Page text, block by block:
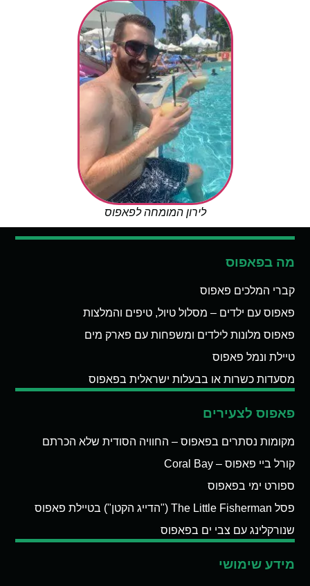
לירון המומחה לפאפוס
מה בפאפוס
קברי המלכים פאפוס
פאפוס עם ילדים – מסלול טיול, טיפים והמלצות
פאפוס מלונות לילדים ומשפחות עם פארק מים
טיילת ונמל פאפוס
מסעדות כשרות או בבעלות ישראלית בפאפוס
פאפוס לצעירים
מקומות נסתרים בפאפוס – החוויה הסודית שלא הכרתם
קורל ביי פאפוס – Coral Bay
ספורט ימי בפאפוס
פסל The Little Fisherman ("הדייג הקטן") בטיילת פאפוס
שנורקלינג עם צבי ים בפאפוס
מידע שימושי